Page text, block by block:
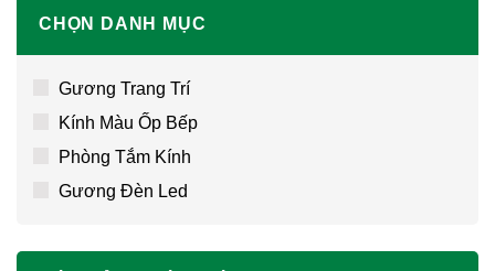
CHỌN DANH MỤC
Gương Trang Trí
Kính Màu Ốp Bếp
Phòng Tắm Kính
Gương Đèn Led